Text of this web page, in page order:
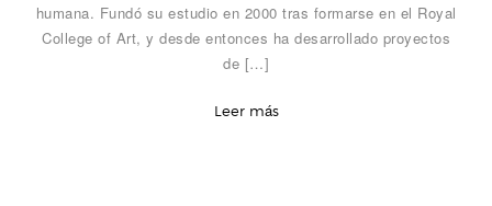
humana. Fundó su estudio en 2000 tras formarse en el Royal
College of Art, y desde entonces ha desarrollado proyectos
de […]
Leer más